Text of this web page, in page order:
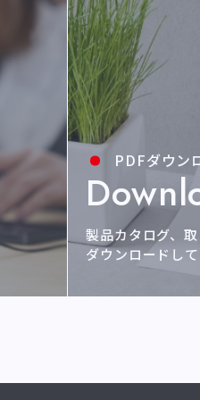
PDFダウン
製品カタログ、
ダウンロードして